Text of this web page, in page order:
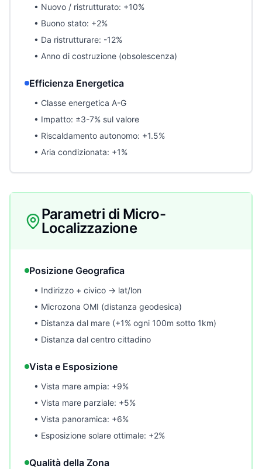
• Nuovo / ristrutturato: +10%
• Buono stato: +2%
• Da ristrutturare: -12%
• Anno di costruzione (obsolescenza)
Efficienza Energetica
• Classe energetica A-G
• Impatto: ±3-7% sul valore
• Riscaldamento autonomo: +1.5%
• Aria condizionata: +1%
Parametri di Micro-
Localizzazione
Posizione Geografica
• Indirizzo + civico → lat/lon
• Microzona OMI (distanza geodesica)
• Distanza dal mare (+1% ogni 100m sotto 1km)
• Distanza dal centro cittadino
Vista e Esposizione
• Vista mare ampia: +9%
• Vista mare parziale: +5%
• Vista panoramica: +6%
• Esposizione solare ottimale: +2%
Qualità della Zona